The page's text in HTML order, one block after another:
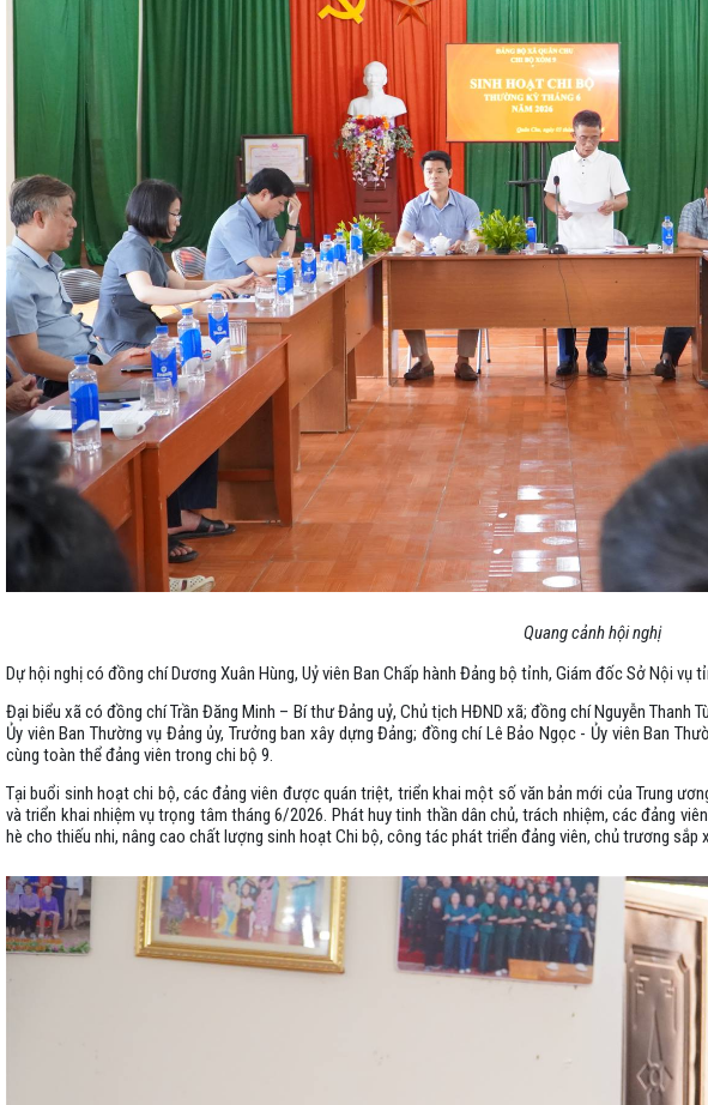
Quang cảnh hội nghị
Dự hội nghị có đồng chí Dương Xuân Hùng, Uỷ viên Ban Chấp hành Đảng bộ tỉnh, Giám đốc Sở Nội vụ
Đại biểu xã có đồng chí Trần Đăng Minh – Bí thư Đảng uỷ, Chủ tịch HĐND xã; đồng chí Nguyễn Thanh
Ủy viên Ban Thường vụ Đảng ủy, Trưởng ban xây dựng Đảng; đồng chí Lê Bảo Ngọc - Ủy viên Ban
cùng toàn thể đảng viên trong chi bộ 9.
Tại buổi sinh hoạt chi bộ, các đảng viên được quán triệt, triển khai một số văn bản mới của Trung
và triển khai nhiệm vụ trọng tâm tháng 6/2026. Phát huy tinh thần dân chủ, trách nhiệm, các đảng
hè cho thiếu nhi, nâng cao chất lượng sinh hoạt Chi bộ, công tác phát triển đảng viên, chủ trương sắp